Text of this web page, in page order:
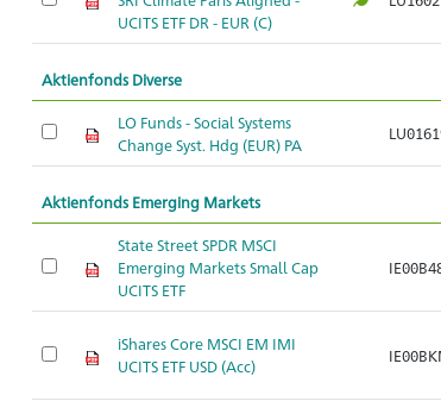
UCITS ETF DR - EUR (C)
Aktienfonds Diverse
LO Funds - Social Systems
Change Syst. Hdg (EUR) PA
Aktienfonds Emerging Markets
State Street SPDR MSCI
Emerging Markets Small Cap
UCITS ETF
iShares Core MSCI EM IMI
UCITS ETF USD (Acc)